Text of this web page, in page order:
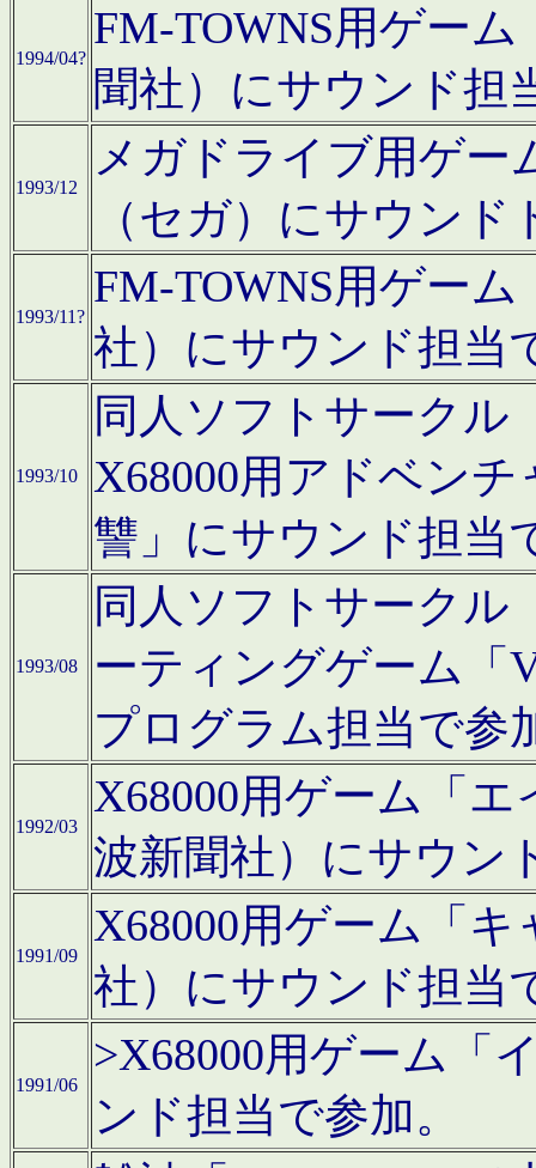
1994/04?
FM-TOWNS用ゲー
聞社）にサウンド担
1993/12
メガドライブ用ゲー
（セガ）にサウン
1993/11?
FM-TOWNS用ゲー
社）にサウンド担当
1993/10
同人ソフトサークル
X68000用アドベン
讐」にサウンド担当
1993/08
同人ソフトサークル
ーティングゲーム「
プログラム担当で参
1992/03
X68000用ゲーム「
波新聞社）にサウン
1991/09
X68000用ゲーム「
社）にサウンド担当
1991/06
>X68000用ゲーム「
ンド担当で参加。